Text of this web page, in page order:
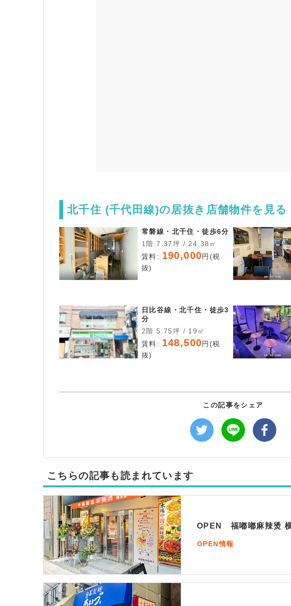
北千住 (千代田線)の居抜き店舗物件を見る
常磐線・北千住・徒歩6分
1階 7.37坪 / 24.38㎡
賃料: 190,000円(税
抜)
日比谷線・北千住・徒歩3
分
2階 5.75坪 / 19㎡
賃料: 148,500円(税
抜)
この記事をシェア
こちらの記事も読まれています
OPEN 福嘟嘟麻辣烫 横
OPEN情報